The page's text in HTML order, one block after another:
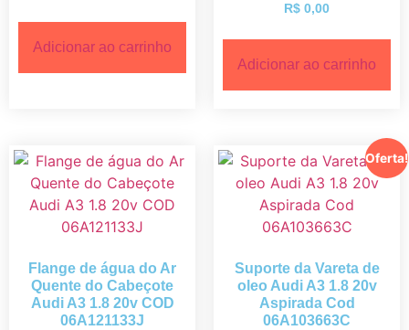
Adicionar ao carrinho
R$ 0,00
Adicionar ao carrinho
Flange de água do Ar
Quente do Cabeçote
Audi A3 1.8 20v COD
06A121133J
Oferta!
Suporte da Vareta de
oleo Audi A3 1.8 20v
Aspirada Cod
06A103663C